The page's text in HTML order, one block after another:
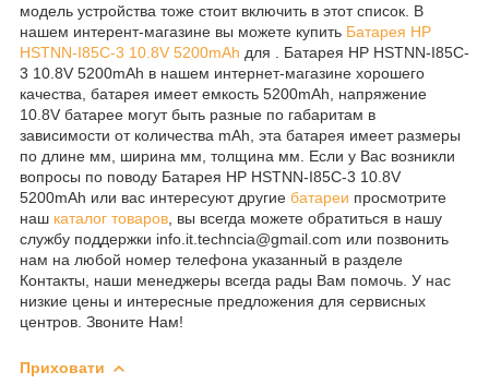
модель устройства тоже стоит включить в этот список. В
нашем интерент-магазине вы можете купить Батарея HP
HSTNN-I85C-3 10.8V 5200mAh для . Батарея HP HSTNN-I85C-
3 10.8V 5200mAh в нашем интернет-магазине хорошего
качества, батарея имеет емкость 5200mAh, напряжение
10.8V батарее могут быть разные по габаритам в
зависимости от количества mAh, эта батарея имеет размеры
по длине мм, ширина мм, толщина мм. Если у Вас возникли
вопросы по поводу Батарея HP HSTNN-I85C-3 10.8V
5200mAh или вас интересуют другие батареи просмотрите
наш каталог товаров , вы всегда можете обратиться в нашу
службу поддержки info.it.techncia@gmail.com или позвонить
нам на любой номер телефона указанный в разделе
Контакты, наши менеджеры всегда рады Вам помочь. У нас
низкие цены и интересные предложения для сервисных
центров. Звоните Нам!
Приховати